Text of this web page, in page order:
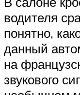
водителя
понятно,
данный
на
звукового